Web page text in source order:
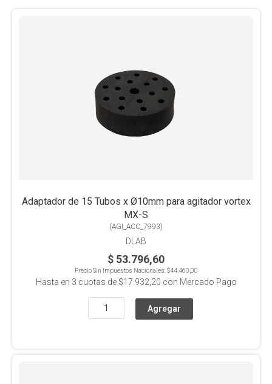
Adaptador de 15 Tubos x Ø10mm para agitador vortex
MX-S
(AGI_ACC_7993)
DLAB
$ 53.796,60
Precio Sin Impuestos Nacionales:$44.460,00
Hasta en 3 cuotas de $17.932,20 con Mercado Pago